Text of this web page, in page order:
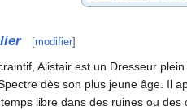
[modifier]
Alistair est un Dresseur
dès son plus jeune âge. Il
libre dans des ruines ou des